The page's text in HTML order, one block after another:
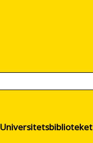
Universitetsbiblioteket